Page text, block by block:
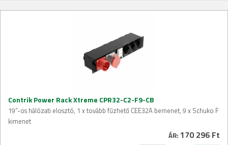
Contrik Power Rack Xtreme CPR32-C2-F9-CB
19”-os hálózati elosztó, 1 x tovább fűzhető CEE32A bemenet, 9 x Schuko F
kimenet
ÁR: 170 296 Ft